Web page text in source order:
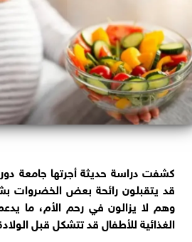
كشفت دراسة حديثة أجرتها جامعة
قد يتقبلون رائحة بعض الخضروات
وهم لا يزالون في رحم الأم، ما
الغذائية للأطفال قد تتشكل قبل